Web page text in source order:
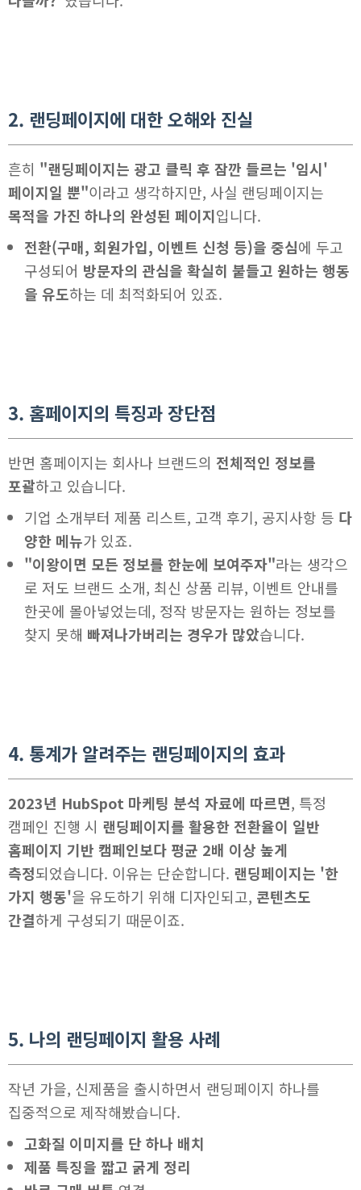
2. 랜딩페이지에 대한 오해와 진실
흔히 "랜딩페이지는 광고 클릭 후 잠깐 들르는 '임시'
페이지일 뿐"이라고 생각하지만, 사실 랜딩페이지는
목적을 가진 하나의 완성된 페이지입니다.
전환(구매, 회원가입, 이벤트 신청 등)을 중심에 두고
구성되어 방문자의 관심을 확실히 붙들고 원하는 행동
을 유도하는 데 최적화되어 있죠.
3. 홈페이지의 특징과 장단점
반면 홈페이지는 회사나 브랜드의 전체적인 정보를
포괄하고 있습니다.
기업 소개부터 제품 리스트, 고객 후기, 공지사항 등 다
양한 메뉴가 있죠.
"이왕이면 모든 정보를 한눈에 보여주자"라는 생각으
로 저도 브랜드 소개, 최신 상품 리뷰, 이벤트 안내를
한곳에 몰아넣었는데, 정작 방문자는 원하는 정보를
찾지 못해 빠져나가버리는 경우가 많았습니다.
4. 통계가 알려주는 랜딩페이지의 효과
2023년 HubSpot 마케팅 분석 자료에 따르면, 특정
캠페인 진행 시 랜딩페이지를 활용한 전환율이 일반
홈페이지 기반 캠페인보다 평균 2배 이상 높게
측정되었습니다. 이유는 단순합니다. 랜딩페이지는 '한
가지 행동'을 유도하기 위해 디자인되고, 콘텐츠도
간결하게 구성되기 때문이죠.
5. 나의 랜딩페이지 활용 사례
작년 가을, 신제품을 출시하면서 랜딩페이지 하나를
집중적으로 제작해봤습니다.
고화질 이미지를 단 하나 배치
제품 특징을 짧고 굵게 정리